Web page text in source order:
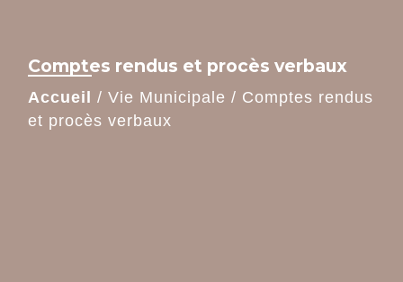
Comptes rendus et procès verbaux
Accueil / Vie Municipale / Comptes rendus
et procès verbaux